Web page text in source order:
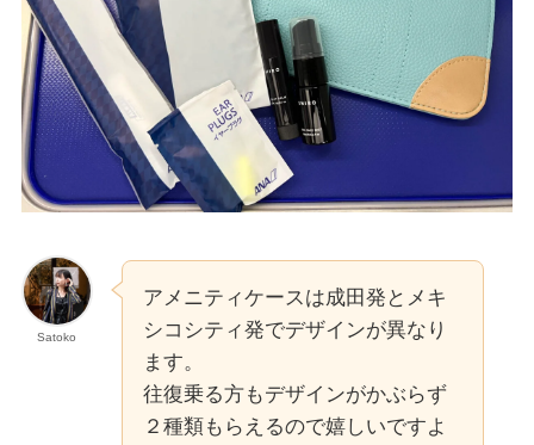
Satoko
アメニティケースは成田発とメキ
シコシティ発でデザインが異なり
ます。
往復乗る方もデザインがかぶらず
２種類もらえるので嬉しいですよ